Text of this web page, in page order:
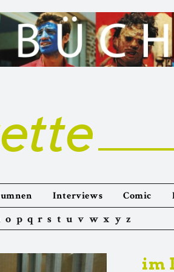
Interviews Comic
o p q r s t u v w x y z
im